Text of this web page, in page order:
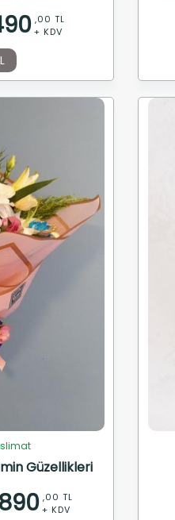
,00 TL
+ KDV
Güzellikleri
,00 TL
+ KDV